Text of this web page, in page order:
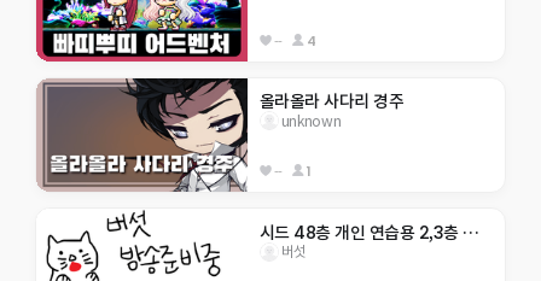
-- 4
올라올라 사다리 경주
unknown
-- 1
시드 48층 개인 연습용 2,3층 텔포O
버섯